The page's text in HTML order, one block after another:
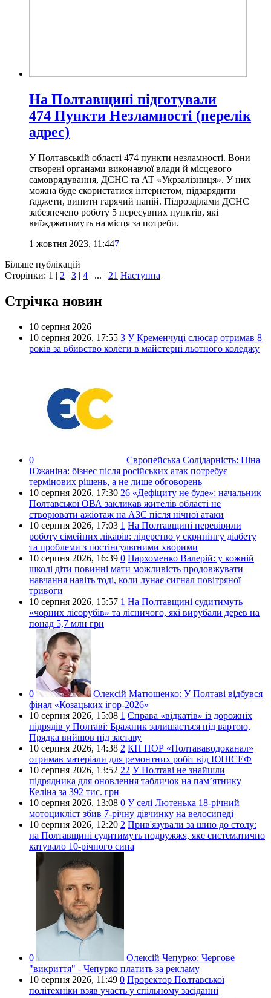
На Полтавщині підготували
474 Пункти Незламності (перелік
адрес)
У Полтавській області 474 пункти незламності. Вони
створені органами виконавчої влади й місцевого
самоврядування, ДСНС та АТ «Укрзалізниця». У них
можна буде скористатися інтернетом, підзарядити
ґаджети, випити гарячий напій. Підрозділами ДСНС
забезпечено роботу 5 пересувних пунктів, які
виїжджатимуть на місця за потреби.
1 жовтня 2023, 11:447
Більше публікацій
Сторінки: 1 | 2 | 3 | 4 | ... | 21 Наступна
Стрічка новин
10 серпня 2026
10 серпня 2026, 17:55 3 У Кременчуці слюсар отримав 8
років за вбивство колеги в майстерні льотного коледжу
0 Європейська Солідарність: Ніна
Южаніна: бізнес після російських атак потребує
термінових рішень, а не лише обговорень
10 серпня 2026, 17:30 26 «Дефіциту не буде»: начальник
Полтавської ОВА закликав жителів області не
створювати ажіотаж на АЗС після нічної атаки
10 серпня 2026, 17:03 1 На Полтавщині перевірили
роботу сімейних лікарів: лідерство у скринінгу діабету
та проблеми з постінсультними хворими
10 серпня 2026, 16:39 0 Пархоменко Валерій: у кожній
школі діти повинні мати можливість продовжувати
навчання навіть тоді, коли лунає сигнал повітряної
тривоги
10 серпня 2026, 15:57 1 На Полтавщині судитимуть
«чорних лісорубів» та лісничого, які вирубали дерев на
понад 5,7 млн грн
0 Олексій Матюшенко: У Полтаві відбувся
фінал «Козацьких ігор-2026»
10 серпня 2026, 15:08 1 Справа «відкатів» із дорожніх
підрядів у Полтаві: Бражник залишається під вартою,
Прядка вийшов під заставу
10 серпня 2026, 14:38 2 КП ПОР «Полтававодоканал»
отримав матеріали для ремонтних робіт від ЮНІСЕФ
10 серпня 2026, 13:52 22 У Полтаві не знайшли
підрядника для оновлення табличок на пам’ятнику
Келіна за 392 тис. грн
10 серпня 2026, 13:08 0 У селі Лютенька 18-річний
мотоцикліст збив 7-річну дівчинку на велосипеді
10 серпня 2026, 12:20 2 Прив'язували за шию до столу:
на Полтавщині судитимуть подружжя, яке систематично
катувало 10-річного сина
0 Олексій Чепурко: Чергове
"викриття" - Чепурко платить за рекламу
10 серпня 2026, 11:49 0 Проректор Полтавської
політехніки взяв участь у спільному засіданні